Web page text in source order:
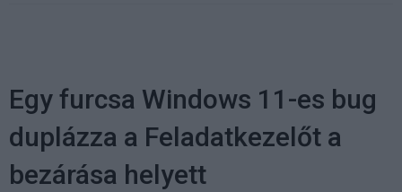
Egy furcsa Windows 11-es bug
duplázza a Feladatkezelőt a
bezárása helyett